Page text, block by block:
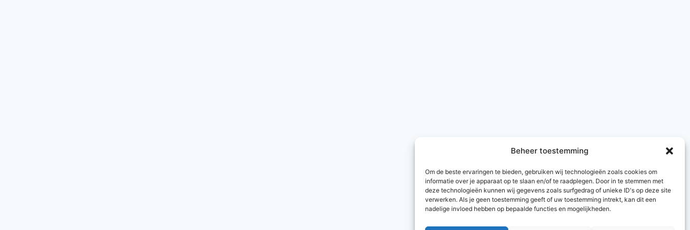
Beheer toestemming
Om de beste ervaringen te bieden, gebruiken wij technologieën zoals cookies om
informatie over je apparaat op te slaan en/of te raadplegen. Door in te stemmen met
deze technologieën kunnen wij gegevens zoals surfgedrag of unieke ID's op deze site
verwerken. Als je geen toestemming geeft of uw toestemming intrekt, kan dit een
nadelige invloed hebben op bepaalde functies en mogelijkheden.